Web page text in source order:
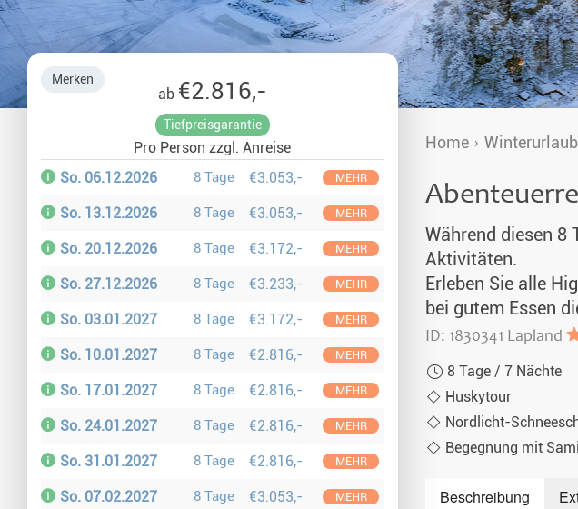
Yellowknife
Glasiglus & Spezialunterkünfte
Silvester unter Nordlichtern 2026-
Winterurlaub 2026-2027
Weihnachten 2026
Yukon
Merken
ab €2.816,-
Tiefpreisgarantie
Pro Person zzgl. Anreise
So. 06.12.2026
8 Tage €3.053,- MEHR
So. 13.12.2026 8 Tage €3.053,- MEHR
So. 20.12.2026 8 Tage €3.172,- MEHR
So. 27.12.2026 8 Tage €3.233,- MEHR
So. 03.01.2027 8 Tage €3.172,- MEHR
So. 10.01.2027 8 Tage €2.816,- MEHR
So. 17.01.2027 8 Tage €2.816,- MEHR
So. 24.01.2027 8 Tage €2.816,- MEHR
So. 31.01.2027 8 Tage €2.816,- MEHR
So. 07.02.2027 8 Tage €3.053,- MEHR
Home
Während diesen 8
Aktivitäten.
Erleben Sie alle
bei gutem Essen
ID: 1830341 Lapland
8 Tage / 7 Nächte
Huskytour
Nordlicht-
Begegnung mit
Beschreibung